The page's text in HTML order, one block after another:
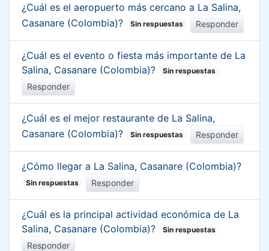
¿Cuál es el aeropuerto más cercano a La Salina,
Casanare (Colombia)?
Sin respuestas Responder
¿Cuál es el evento o fiesta más importante de La
Salina, Casanare (Colombia)?
Sin respuestas
Responder
¿Cuál es el mejor restaurante de La Salina,
Casanare (Colombia)?
Sin respuestas Responder
¿Cómo llegar a La Salina, Casanare (Colombia)?
Sin respuestas Responder
¿Cuál es la principal actividad económica de La
Salina, Casanare (Colombia)?
Sin respuestas
Responder